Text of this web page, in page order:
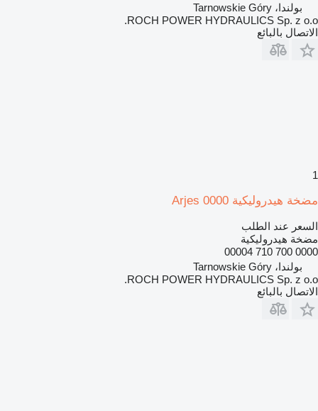
بولندا، Tarnowskie Góry
ROCH POWER HYDRAULICS Sp. z o.o.
الاتصال بالبائع
1
مضخة هيدروليكية Arjes 0000
السعر عند الطلب
مضخة هيدروليكية
0000 700 710 00004
بولندا، Tarnowskie Góry
ROCH POWER HYDRAULICS Sp. z o.o.
الاتصال بالبائع